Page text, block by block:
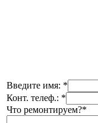
Введите имя: *
Конт. телеф.: *
Что ремонтируем?*